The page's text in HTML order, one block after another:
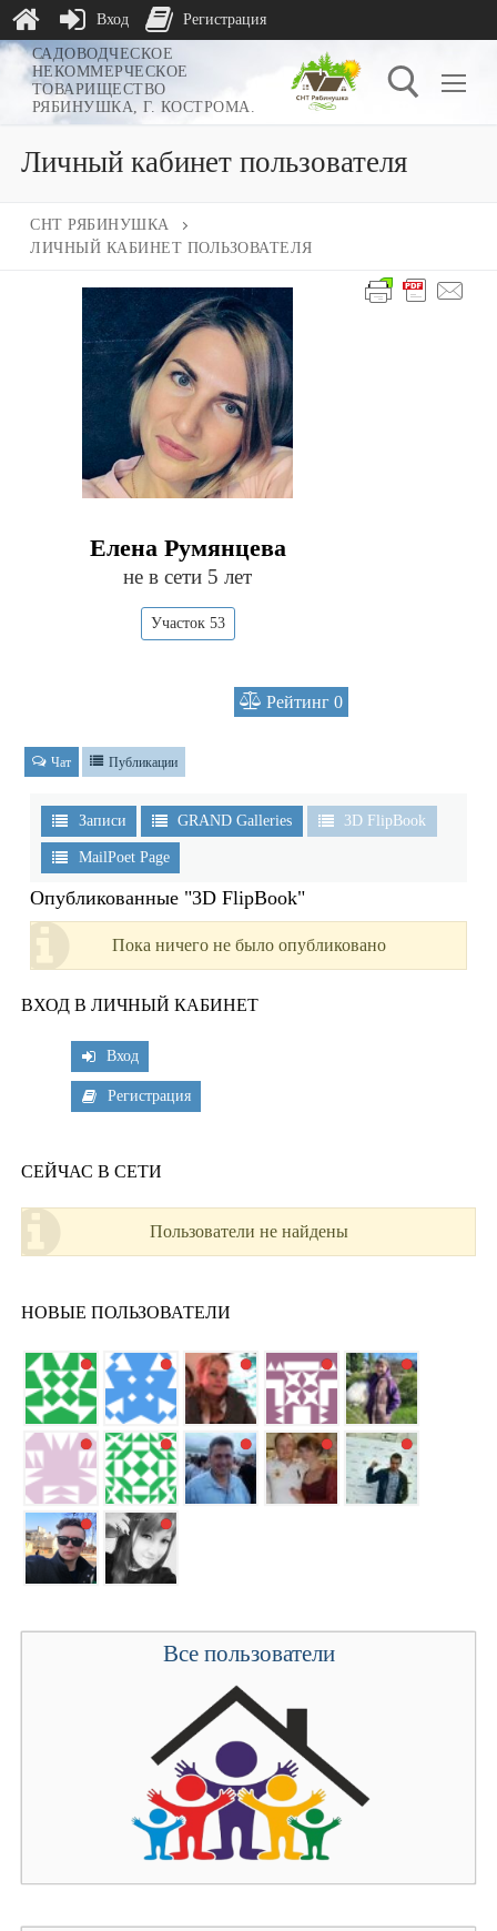
Перейти
содержимому
САДОВОДЧЕСКОЕ
НЕКОММЕРЧЕСКОЕ
ТОВАРИЩЕСТВО
РЯБИНУШКА, Г. КОСТРОМА.
Личный кабинет пользователя
СНТ РЯБИНУШКА
ЛИЧНЫЙ КАБИНЕТ ПОЛЬЗОВАТЕЛЯ
Елена Румянцева
не в сети 5 лет
Участок 53
Рейтинг 0
Чат Публикации
Записи GRAND Galleries 3D FlipBook
MailPoet Page
Опубликованные "3D FlipBook"
Пока ничего не было опубликовано
ВХОД В ЛИЧНЫЙ КАБИНЕТ
Вход
Регистрация
СЕЙЧАС В СЕТИ
Пользователи не найдены
НОВЫЕ ПОЛЬЗОВАТЕЛИ
Все пользователи
Вход Регистрация